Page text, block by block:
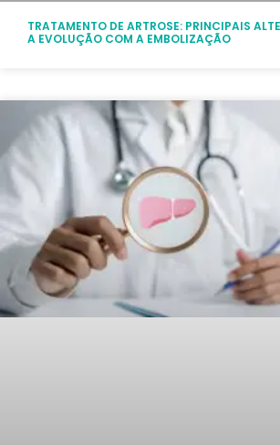
TRATAMENTO DE ARTROSE: PRINCIPAIS
A EVOLUÇÃO COM A EMBOLIZAÇÃO